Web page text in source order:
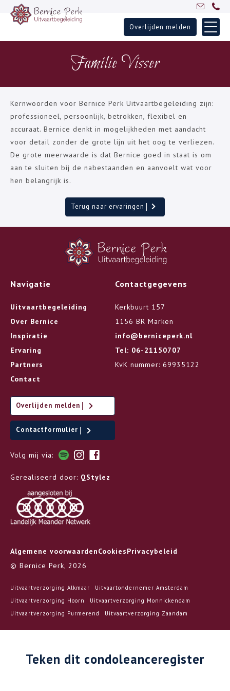
Skip
Home
Uitvaartbegeleiding
Ervaringen
Partners
Blogs
Contact
Overlijden melden
Familie Visser
Kernwoorden voor Bernice Perk Uitvaartbegeleiding zijn:
professioneel, persoonlijk, betrokken, flexibel en
accuraat. Bernice denkt in mogelijkheden met aandacht
voor detail zonder de grote lijn uit het oog te verliezen.
De grote meerwaarde is dat Bernice goed in staat is om
aan te sluiten bij de nabestaanden en aanvoelt wat voor
hen belangrijk is.
Terug naar ervaringen
Navigatie
Uitvaartbegeleiding
Over Bernice
Inspiratie
Ervaring
Partners
Contact
Contactgegevens
Kerkbuurt 157
1156 BR Marken
info@berniceperk.nl
Tel: 06-21150707
KvK nummer: 69935122
Overlijden melden
Contactformulier
Volg mij via:
Gerealiseerd door: QStylez
Algemene voorwaardenCookiesPrivacybeleid
© Bernice Perk, 2026
Uitvaartverzorging Alkmaar
Uitvaartondernemer Amsterdam
Uitvaartverzorging Hoorn
Uitvaartverzorging Monnickendam
Uitvaartverzorging Purmerend
Uitvaartverzorging Zaandam
Teken dit condoleanceregister